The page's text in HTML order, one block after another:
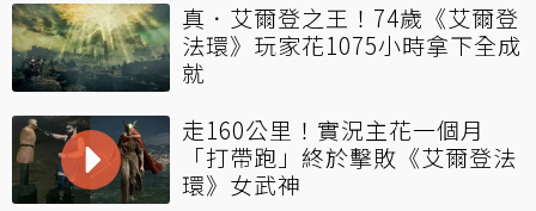
真．艾爾登之王！74歲《艾爾登
法環》玩家花1075小時拿下全成
就
走160公里！實況主花一個月
「打帶跑」終於擊敗《艾爾登法
環》女武神